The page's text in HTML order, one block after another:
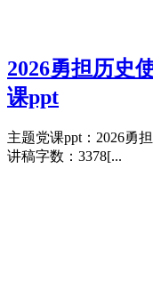
2026勇担历史
课ppt
主题党课ppt：2026勇
讲稿字数：3378[...